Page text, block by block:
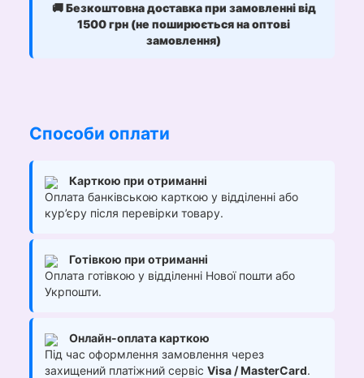
🚚Безкоштовна доставка при замовленні від
1500 грн (не поширюється на оптові
замовлення)
Способи оплати
Карткою при отриманні
Оплата банківською карткою у відділенні або
кур’єру після перевірки товару.
Готівкою при отриманні
Оплата готівкою у відділенні Нової пошти або
Укрпошти.
Онлайн-оплата карткою
Під час оформлення замовлення через
захищений платіжний сервіс Visa / MasterCard.